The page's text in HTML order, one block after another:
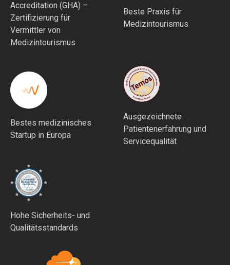
Accreditation (GHA) –
Zertifizierung für
Vermittler von
Medizintourismus
Beste Praxis für
Medizintourismus
Bestes medizinisches
Startup in Europa
Ausgezeichnete
Patientenerfahrung und
Servicequalität
Hohe Sicherheits- und
Qualitätsstandards